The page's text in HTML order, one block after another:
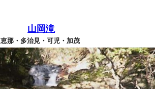
山岡滝
恵那・多治見・可児・加茂